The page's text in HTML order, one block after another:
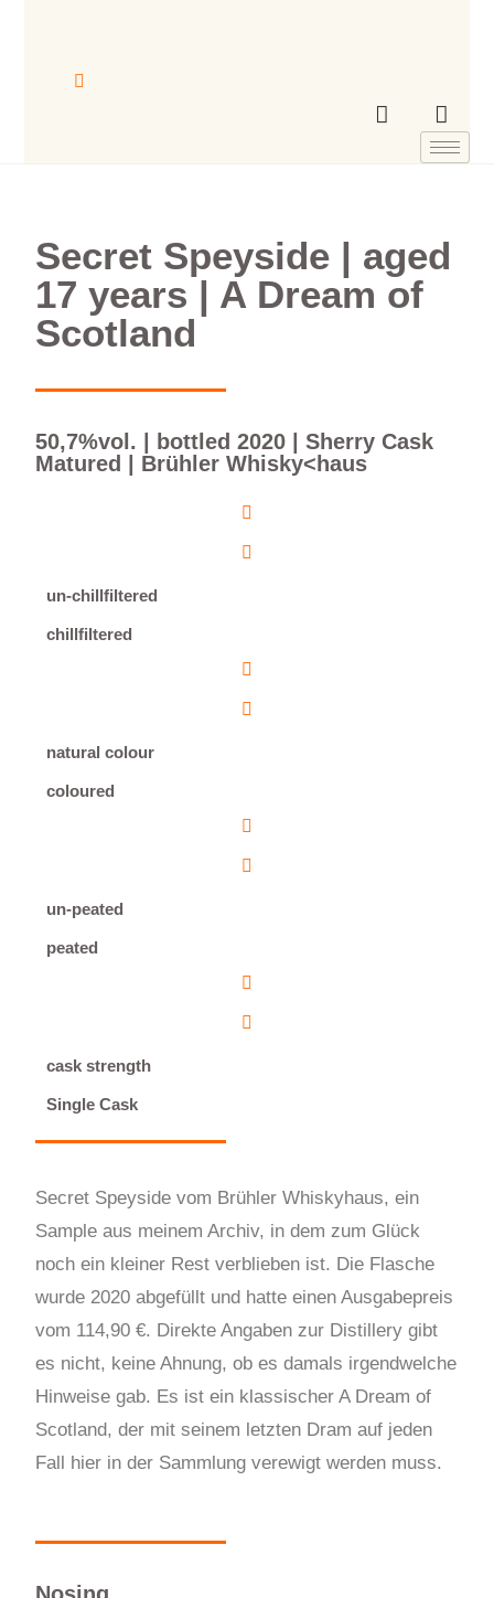
Secret Speyside | aged
17 years | A Dream of
Scotland
50,7%vol. | bottled 2020 | Sherry Cask
Matured | Brühler Whisky<haus
un-chillfiltered
chillfiltered
natural colour
coloured
un-peated
peated
cask strength
Single Cask
Secret Speyside vom Brühler Whiskyhaus, ein
Sample aus meinem Archiv, in dem zum Glück
noch ein kleiner Rest verblieben ist. Die Flasche
wurde 2020 abgefüllt und hatte einen Ausgabepreis
vom 114,90 €. Direkte Angaben zur Distillery gibt
es nicht, keine Ahnung, ob es damals irgendwelche
Hinweise gab. Es ist ein klassischer A Dream of
Scotland, der mit seinem letzten Dram auf jeden
Fall hier in der Sammlung verewigt werden muss.